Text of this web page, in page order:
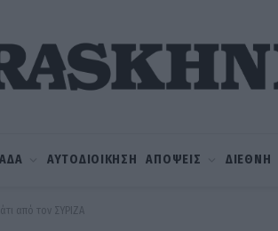
ΑΥΤΟΔΙΟΙΚΗΣΗ ΑΠΟΨΕΙΣ ΔΙΕΘΝΗ
από τον ΣΥΡΙΖΑ